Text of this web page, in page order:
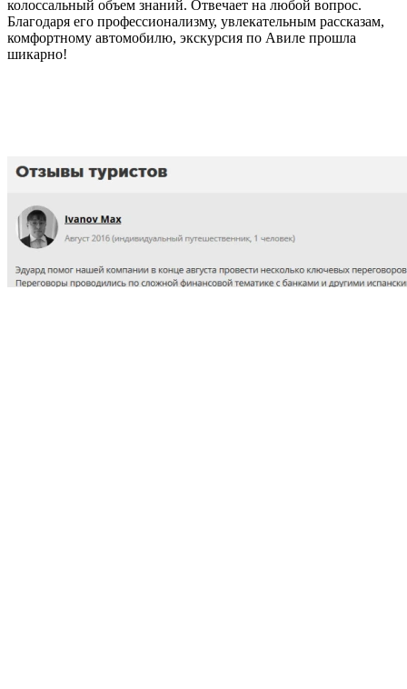
колоссальный объем знаний. Отвечает на любой вопрос.
Благодаря его профессионализму, увлекательным рассказам,
комфортному автомобилю, экскурсия по Авиле прошла
шикарно!